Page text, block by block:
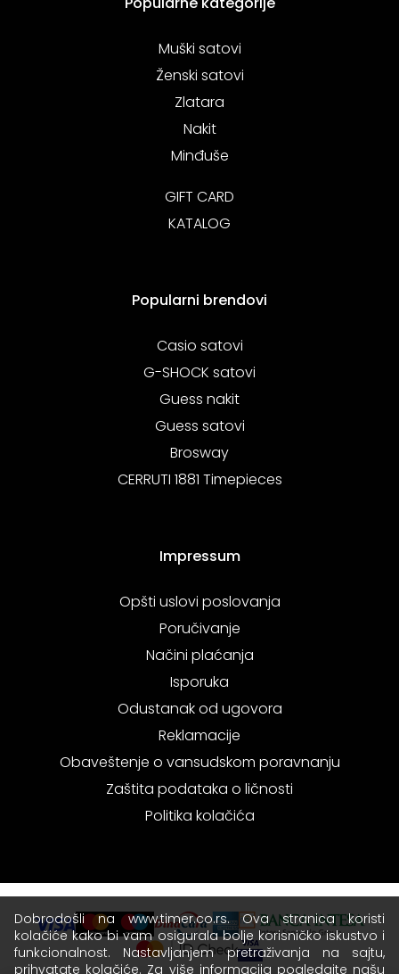
Muški satovi
Ženski satovi
Zlatara
Nakit
Minđuše
GIFT CARD
KATALOG
Popularni brendovi
Casio satovi
G-SHOCK satovi
Guess nakit
Guess satovi
Brosway
CERRUTI 1881 Timepieces
Impressum
Opšti uslovi poslovanja
Poručivanje
Načini plaćanja
Isporuka
Odustanak od ugovora
Reklamacije
Obaveštenje o vansudskom poravnanju
Zaštita podataka o ličnosti
Politika kolačića
Dobrodošli na www.timer.co.rs. Ova stranica koristi
kolačiće kako bi vam osigurala bolje korisničko iskustvo i
funkcionalnost. Nastavljanjem pretraživanja na sajtu,
prihvatate kolačiće. Za više informacija pogledajte našu